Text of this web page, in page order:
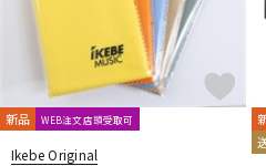
新品 WEB注文店頭受取可
Ikebe Original